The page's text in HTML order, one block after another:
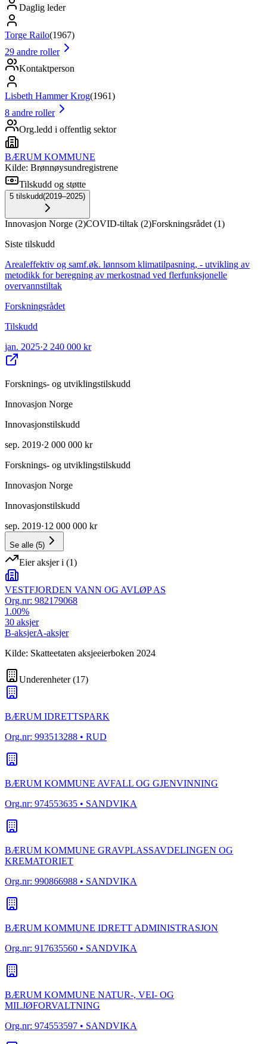
Daglig leder
Torge Railo(1967)
29 andre roller
Kontaktperson
Lisbeth Hammer Krog(1961)
8 andre roller
Org.ledd i offentlig sektor
BÆRUM KOMMUNE
Kilde: Brønnøysundregistrene
Tilskudd og støtte
5 tilskudd(2019–2025)
Innovasjon Norge (2)COVID-tiltak (2)Forskningsrådet (1)
Siste tilskudd
Arealeffektiv og samf.øk. lønnsom klimatilpasning, - utvikling av
metodikk for beregning av merkostnad ved flerfunksjonelle
overvannstiltak
Forskningsrådet
Tilskudd
jan. 2025·2 240 000 kr
Forsknings- og utviklingstilskudd
Innovasjon Norge
Innovasjonstilskudd
sep. 2019·2 000 000 kr
Forsknings- og utviklingstilskudd
Innovasjon Norge
Innovasjonstilskudd
sep. 2019·12 000 000 kr
Se alle (5)
Eier aksjer i (1)
VESTFJORDEN VANN OG AVLØP AS
Org.nr: 982179068
1.00%
30 aksjer
B-aksjerA-aksjer
Kilde: Skatteetaten aksjeeierboken 2024
Underenheter(17)
BÆRUM IDRETTSPARK
Org.nr: 993513288 • RUD
BÆRUM KOMMUNE AVFALL OG GJENVINNING
Org.nr: 974553635 • SANDVIKA
BÆRUM KOMMUNE GRAVPLASSAVDELINGEN OG
KREMATORIET
Org.nr: 990866988 • SANDVIKA
BÆRUM KOMMUNE IDRETT ADMINISTRASJON
Org.nr: 917635560 • SANDVIKA
BÆRUM KOMMUNE NATUR-, VEI- OG
MILJØFORVALTNING
Org.nr: 974553597 • SANDVIKA